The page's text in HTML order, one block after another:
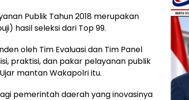
Publik Tahun 2018 merupakan
hasil seleksi dari Top 99.
oleh Tim Evaluasi dan Tim Panel
praktisi, dan pakar pelayanan publik
mantan Wakapolri itu.
pemerintah daerah yang inovasinya